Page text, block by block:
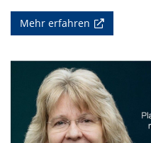
Mehr erfahren